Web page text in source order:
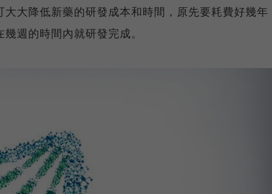
大降低新藥的研發成本和時間，原先要耗費好幾年
週的時間內就研發完成。